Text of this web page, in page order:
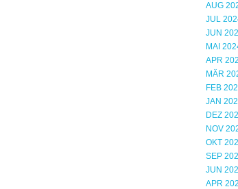
AUG
JUL
JUN
MAI
APR
MÄR
FEB
JAN
DEZ
NOV
OKT
SEP
JUN
APR